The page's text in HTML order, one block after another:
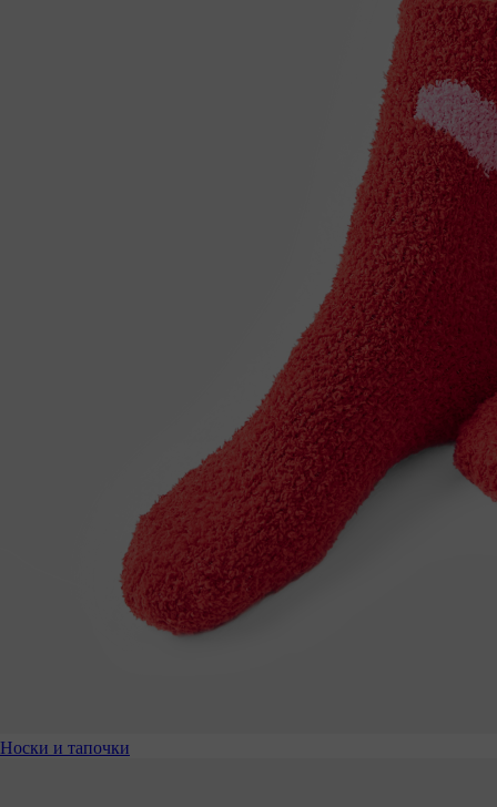
Носки и тапочки